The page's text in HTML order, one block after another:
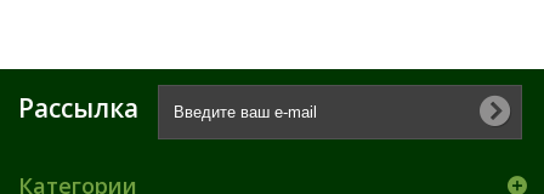
Рассылка
Категории